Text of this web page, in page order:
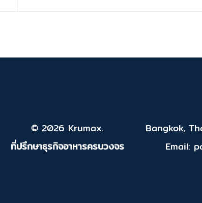
© 2026 Krumax.
ที่ปรึกษาธุรกิจอาหารครบวงจร
Bangkok,
Email: